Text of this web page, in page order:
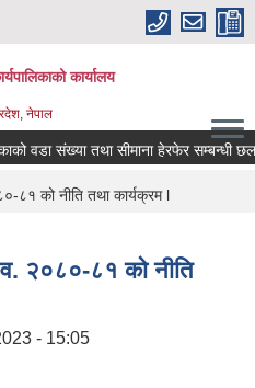
कार्यालय
नेपाल
वडा संख्या तथा सीमाना हेरफेर सम्बन्धी
८१ को नीति तथा कार्यक्रम l
२०८०-८१ को नीति
- 15:05